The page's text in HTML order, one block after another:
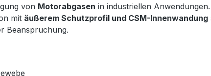
von Motorabgasen in industriellen
mit äußerem Schutzprofil und CSM-Innenwandung
Beanspruchung.